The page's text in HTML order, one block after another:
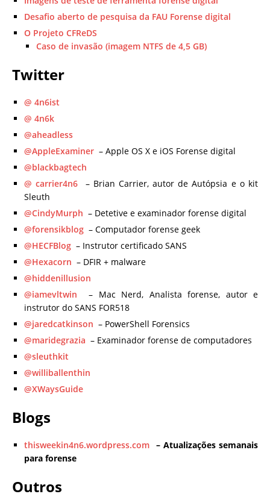
Desafio aberto de pesquisa da FAU Forense digital
O Projeto CFReDS
Caso de invasão (imagem NTFS de 4,5 GB)
Twitter
@ 4n6ist
@ 4n6k
@aheadless
@AppleExaminer – Apple OS X e iOS Forense digital
@blackbagtech
@ carrier4n6 – Brian Carrier, autor de Autópsia e o kit
Sleuth
@CindyMurph – Detetive e examinador forense digital
@forensikblog – Computador forense geek
@HECFBlog – Instrutor certificado SANS
@Hexacorn – DFIR + malware
@hiddenillusion
@iamevltwin – Mac Nerd, Analista forense, autor e
instrutor do SANS FOR518
@jaredcatkinson – PowerShell Forensics
@maridegrazia – Examinador forense de computadores
@sleuthkit
@williballenthin
@XWaysGuide
Blogs
thisweekin4n6.wordpress.com – Atualizações semanais
para forense
Outros